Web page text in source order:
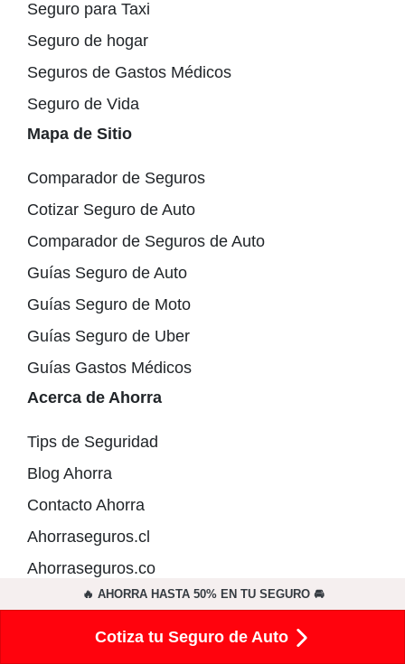
🔥 AHORRA HASTA 50% EN TU SEGURO 🚘
Cotiza tu Seguro de Auto
Seguro para Taxi
Seguro de hogar
Seguros de Gastos Médicos
Seguro de Vida
Mapa de Sitio
Comparador de Seguros
Cotizar Seguro de Auto
Comparador de Seguros de Auto
Guías Seguro de Auto
Guías Seguro de Moto
Guías Seguro de Uber
Guías Gastos Médicos
Acerca de Ahorra
Tips de Seguridad
Blog Ahorra
Contacto Ahorra
Ahorraseguros.cl
Ahorraseguros.co
Ahorraseguros.pe
Ahorraseguros.com